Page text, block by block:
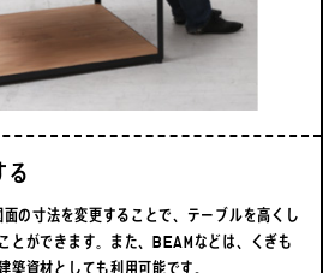
の寸法を変更することで、テーブルを高くし
とができます。また、BEAMなどは、くぎも
資材としても利用可能です。